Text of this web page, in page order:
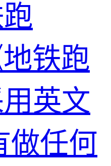
铁跑
英文
做任何